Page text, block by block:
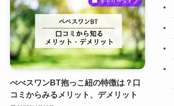
キャリータイプ
べべスワンBT抱っこ紐の特徴は？口
コミからみるメリット、デメリット